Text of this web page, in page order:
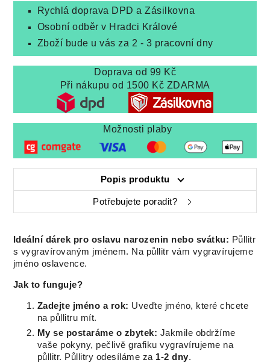
Rychlá doprava DPD a Zásilkovna
Osobní odběr v Hradci Králové
Zboží bude u vás za 2 - 3 pracovní dny
Doprava od 99 Kč
Při nákupu od 1500 Kč ZDARMA
Možnosti plaby
Popis produktu
Potřebujete poradit?
Ideální dárek pro oslavu narozenin nebo svátku: Půllitr
s vygravírovaným jménem. Na půllitr vám vygravírujeme
jméno oslavence.
Jak to funguje?
Zadejte jméno a rok: Uveďte jméno, které chcete
na půllitru mít.
My se postaráme o zbytek: Jakmile obdržíme
vaše pokyny, pečlivě grafiku vygravírujeme na
půllitr. Půllitry odesíláme za 1-2 dny.